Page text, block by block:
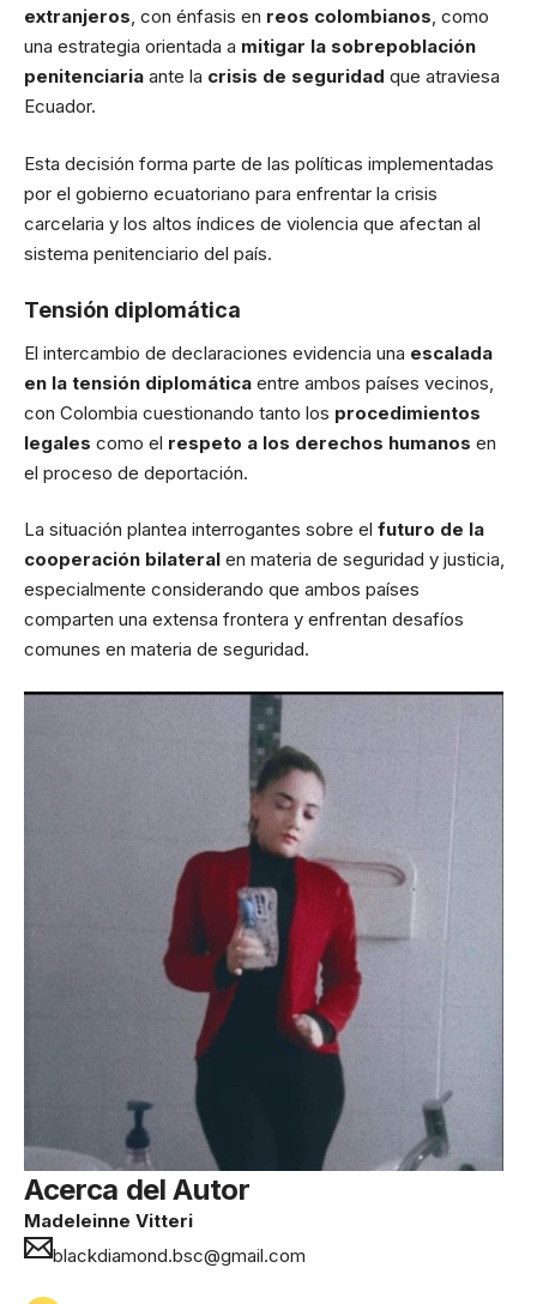
extranjeros, con énfasis en reos colombianos, como
una estrategia orientada a mitigar la sobrepoblación
penitenciaria ante la crisis de seguridad que atraviesa
Ecuador.
Esta decisión forma parte de las políticas implementadas
por el gobierno ecuatoriano para enfrentar la crisis
carcelaria y los altos índices de violencia que afectan al
sistema penitenciario del país.
Tensión diplomática
El intercambio de declaraciones evidencia una escalada
en la tensión diplomática entre ambos países vecinos,
con Colombia cuestionando tanto los procedimientos
legales como el respeto a los derechos humanos en
el proceso de deportación.
La situación plantea interrogantes sobre el futuro de la
cooperación bilateral en materia de seguridad y justicia,
especialmente considerando que ambos países
comparten una extensa frontera y enfrentan desafíos
comunes en materia de seguridad.
Acerca del Autor
Madeleinne Vitteri
blackdiamond.bsc@gmail.com